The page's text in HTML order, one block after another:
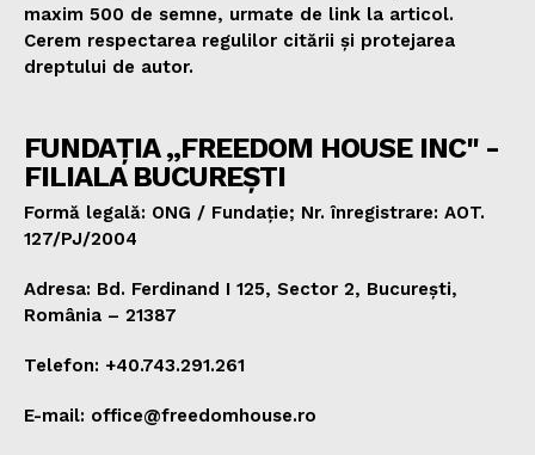
maxim 500 de semne, urmate de link la articol.
Cerem respectarea regulilor citării și protejarea
dreptului de autor.
FUNDAȚIA „FREEDOM HOUSE INC" -
FILIALA BUCUREȘTI
Formă legală: ONG / Fundație; Nr. înregistrare: AOT.
127/PJ/2004
Adresa: Bd. Ferdinand I 125, Sector 2, București,
România – 21387
Telefon: +40.743.291.261
E-mail: office@freedomhouse.ro